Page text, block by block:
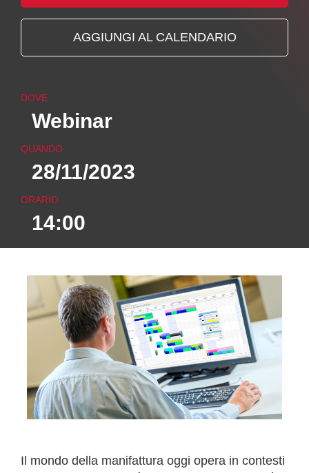
AGGIUNGI AL CALENDARIO
DOVE
Webinar
QUANDO
28/11/2023
ORARIO
14:00
Il mondo della manifattura oggi opera in contesti